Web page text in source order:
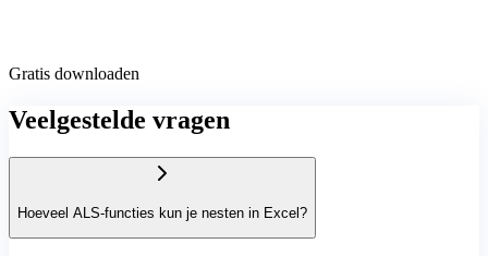
Gratis downloaden
Veelgestelde vragen
Hoeveel ALS-functies kun je nesten in Excel?